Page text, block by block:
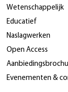
Wetenschappelijk
Educatief
Naslagwerken
Open Access
Evenementen &